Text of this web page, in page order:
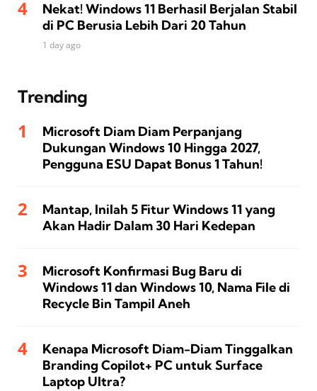
Nekat! Windows 11 Berhasil Berjalan Stabil
di PC Berusia Lebih Dari 20 Tahun
1 day ago
Trending
Microsoft Diam Diam Perpanjang
Dukungan Windows 10 Hingga 2027,
Pengguna ESU Dapat Bonus 1 Tahun!
Mantap, Inilah 5 Fitur Windows 11 yang
Akan Hadir Dalam 30 Hari Kedepan
Microsoft Konfirmasi Bug Baru di
Windows 11 dan Windows 10, Nama File di
Recycle Bin Tampil Aneh
Kenapa Microsoft Diam-Diam Tinggalkan
Branding Copilot+ PC untuk Surface
Laptop Ultra?